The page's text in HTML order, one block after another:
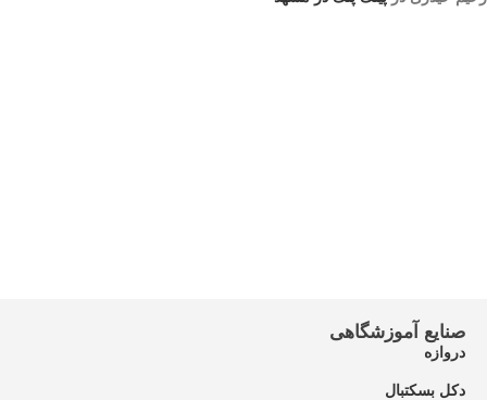
صنایع آموزشگاهی
دروازه
دکل بسکتبال